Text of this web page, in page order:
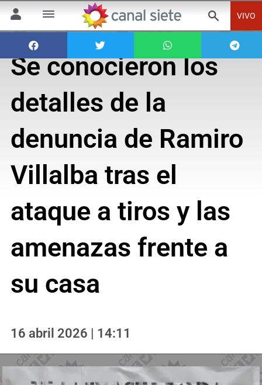
VIVO
Se conocieron los
detalles de la
denuncia de Ramiro
Villalba tras el
ataque a tiros y las
amenazas frente a
su casa
16 abril 2026 | 14:11